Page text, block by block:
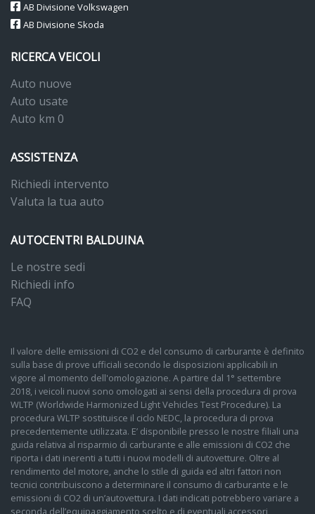
AB Divisione Volkswagen
AB Divisione Skoda
RICERCA VEICOLI
Auto nuove
Auto usate
Auto km 0
ASSISTENZA
Richiedi intervento
Valuta la tua auto
AUTOCENTRI BALDUINA
Le nostre sedi
Richiedi info
FAQ
Il valore delle emissioni di CO2 e del consumo di carburante è definito
sulla base di prove ufficiali secondo le disposizioni applicabili in
vigore al momento dell'omologazione. A partire dal 1° settembre
2018, i veicoli nuovi sono omologati ai sensi della procedura di prova
WLTP (Worldwide Harmonized Light Vehicles Test Procedure). La
procedura WLTP sostituisce il ciclo NEDC, la procedura di prova
precedentemente utilizzata. E’ disponibile presso le nostre filiali una
guida relativa al risparmio di carburante e alle emissioni di CO2 che
riporta i dati inerenti a tutti i nuovi modelli di autovetture. Oltre al
rendimento del motore, anche lo stile di guida ed altri fattori non
tecnici contribuiscono a determinare il consumo di carburante e le
emissioni di CO2 di un’autovettura. I dati indicati potrebbero variare a
seconda dell’equipaggiamento scelto e di eventuali accessori